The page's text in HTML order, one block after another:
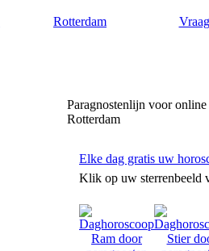
Rotterdam
Paragnostenlijn voor
Rotterdam
Elke dag gratis uw
Klik op uw sterrenbeeld